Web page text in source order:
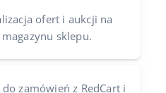
ofert i aukcji na
sklepu.
zamówień z RedCart i